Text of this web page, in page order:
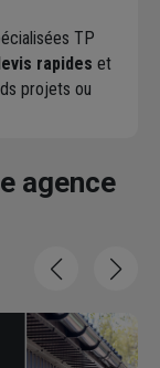
TP
rapides et
projets ou
agence